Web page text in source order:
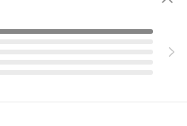
とが確認されました。
を無断使用している他店舗の商
せん★★
一切責任を負いかねます。
申し上げます。